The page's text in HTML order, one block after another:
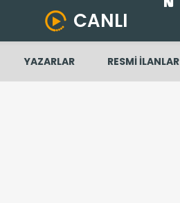
CANLI
YAZARLAR RESMİ İLANLAR